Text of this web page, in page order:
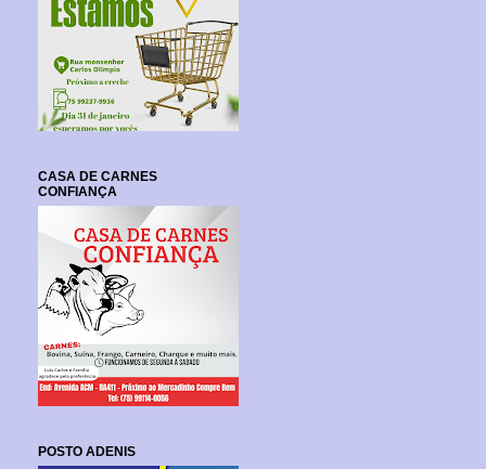
CASA DE CARNES
CONFIANÇA
POSTO ADENIS